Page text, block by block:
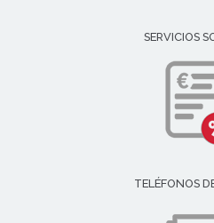
SERVICIOS
TELÉFONOS